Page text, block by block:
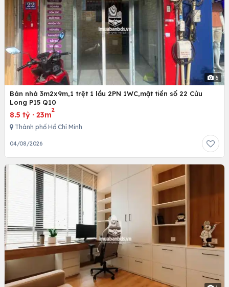
6
Bán nhà 3m2x9m,1 trệt 1 lầu 2PN 1WC,mặt tiền số 22 Cửu
Long P15 Q10
8.5 tỷ · 23m
2
Thành phố Hồ Chí Minh
04/08/2026